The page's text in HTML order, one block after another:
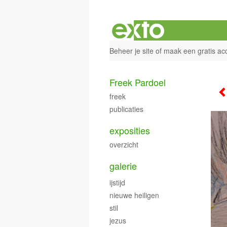
Beheer je site of maak een gratis
Freek Pardoel
freek
publicaties
exposities
overzicht
galerie
ijstijd
nieuwe heiligen
stil
jezus